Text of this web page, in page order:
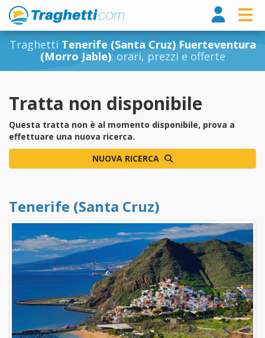
Traghetti Tenerife (Santa Cruz) Fuerteventura
(Morro Jable): orari, prezzi e offerte
Tratta non disponibile
Questa tratta non è al momento disponibile, prova a
effettuare una nuova ricerca.
NUOVA RICERCA
Tenerife (Santa Cruz)